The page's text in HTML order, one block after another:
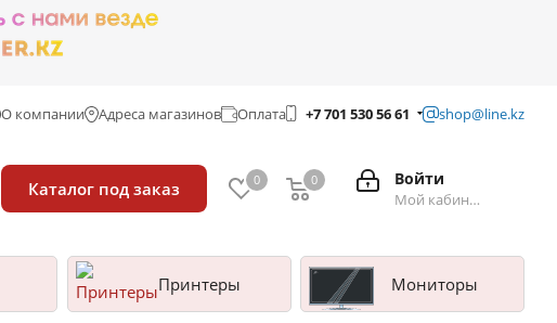
О компании Адреса магазинов Оплата +7 701 530 56 61 shop@line.kz
Каталог под заказ Войти
Мой кабинет
0 0
Принтеры Мониторы